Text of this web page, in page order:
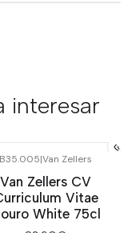
interesar
B35.005|Van Zellers
Van Zellers CV
Vitae
White 75cl